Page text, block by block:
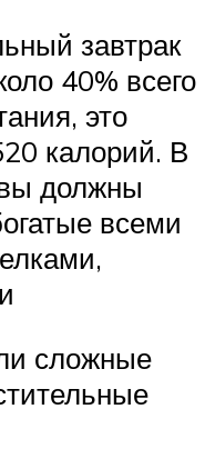
завтрак
40% всего
это
калорий. В
должны
всеми
сложные